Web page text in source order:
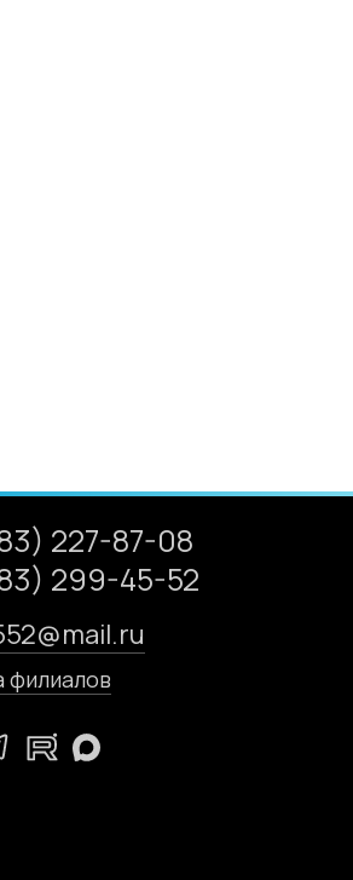
227-87-08
299-45-52
филиалов